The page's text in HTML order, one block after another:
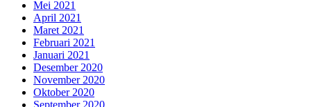
Mei 2021
April 2021
Maret 2021
Februari 2021
Januari 2021
Desember 2020
November 2020
Oktober 2020